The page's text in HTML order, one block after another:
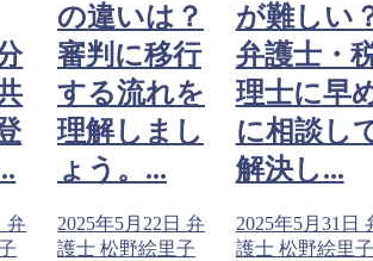
弁
の違いは？
審判に移行
する流れを
理解しまし
ょう。...
2025年5月22日 弁
護士 松野絵里子
が難しい
弁護士・
理士に早
に相談し
解決し...
2025年5月31日
護士 松野絵里子